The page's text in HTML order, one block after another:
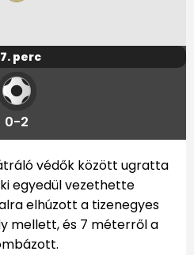
perc
0-2
védők között ugratta
egyedül vezethette
elhúzott a tizenegyes
mellett, és 7 méterről a